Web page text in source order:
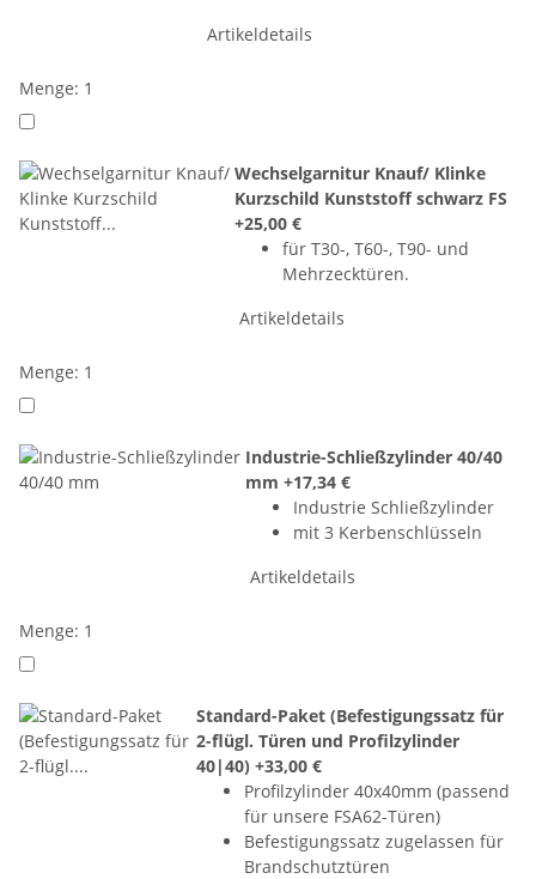
Artikeldetails
Menge: 1
Wechselgarnitur Knauf/ Klinke
Kurzschild Kunststoff schwarz FS
+25,00 €
für T30-, T60-, T90- und
Mehrzecktüren.
Artikeldetails
Menge: 1
Industrie-Schließzylinder 40/40
mm+17,34 €
Industrie Schließzylinder
mit 3 Kerbenschlüsseln
Artikeldetails
Menge: 1
Standard-Paket (Befestigungssatz für
2-flügl. Türen und Profilzylinder
40|40)+33,00 €
Profilzylinder 40x40mm (passend
für unsere FSA62-Türen)
Befestigungssatz zugelassen für
Brandschutztüren